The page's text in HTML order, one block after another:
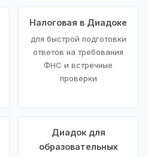
Налоговая в Диадоке
для быстрой подготовки
ответов на требования
ФНС и встречные
проверки
Диадок для
образовательных